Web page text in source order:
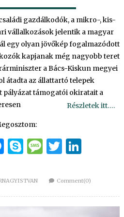
gazdálkodók, a mikro-, kis-
vállalkozások jelentik a magyar
egy olyan jövőkép fogalmazódott
kapjanak még nagyobb teret
a Bács-Kiskun megyei
átadta az állattartó telepek
támogatói okiratait a
Részletek itt….
Messenger
Skype
Message
Twitter
Comment(0)